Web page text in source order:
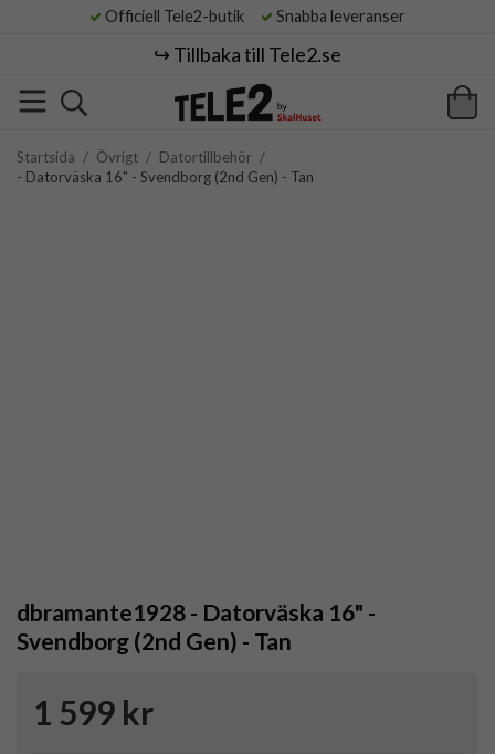
Officiell Tele2-butik Snabba leveranser
↪️ Tillbaka till Tele2.se
Startsida / Övrigt / Datortillbehör /
- Datorväska 16" - Svendborg (2nd Gen) - Tan
dbramante1928 - Datorväska 16" -
Svendborg (2nd Gen) - Tan
1 599 kr